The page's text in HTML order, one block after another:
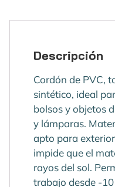
Descripción
Cordón de PVC,
sintético, ideal
bolsos y objetos
y lámparas.
apto para
impide que el
rayos del sol.
trabajo desde -